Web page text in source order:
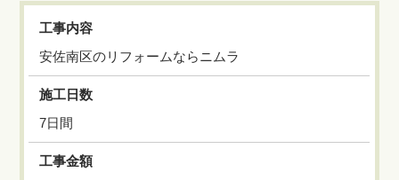
工事内容
安佐南区のリフォームならニムラ
施工日数
7日間
工事金額